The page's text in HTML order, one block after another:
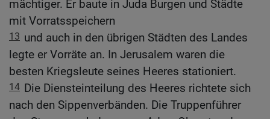
mächtiger. Er baute in Juda Burgen und Städte
mit Vorratsspeichern
13 und auch in den übrigen Städten des Landes
legte er Vorräte an. In Jerusalem waren die
besten Kriegsleute seines Heeres stationiert.
14 Die Diensteinteilung des Heeres richtete sich
nach den Sippenverbänden. Die Truppenführer